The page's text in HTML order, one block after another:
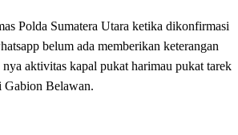
Polda Sumatera Utara ketika dikonfirmasi
belum ada memberikan keterangan
aktivitas kapal pukat harimau pukat tarek
Gabion Belawan.